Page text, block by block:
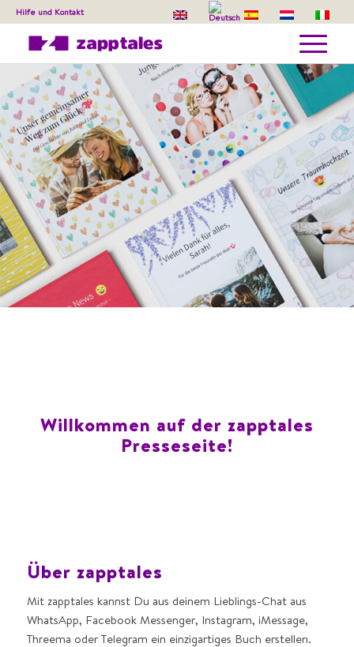
Hilfe und Kontakt
Willkommen auf der zapptales
Presseseite!
Über zapptales
Mit zapptales kannst Du aus deinem Lieblings-Chat aus
WhatsApp, Facebook Messenger, Instagram, iMessage,
Threema oder Telegram ein einzigartiges Buch erstellen.